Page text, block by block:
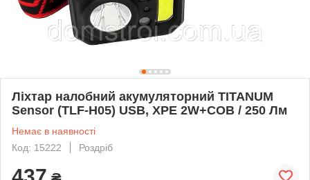
Ліхтар налобний акумуляторний TITANUM
Sensor (TLF-H05) USB, XPE 2W+COB / 250 Лм
Немає в наявності
Код: 15222
Роздріб